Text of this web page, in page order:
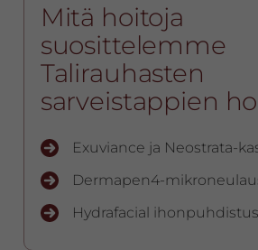
Mitä hoitoja
suosittelemme
Talirauhasten
sarveistappien
Exuviance ja Neostrata-
Dermapen4-
Hydrafacial ihonpuhdistus